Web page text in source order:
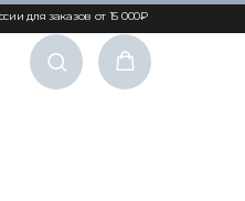
для заказов от 15 000₽